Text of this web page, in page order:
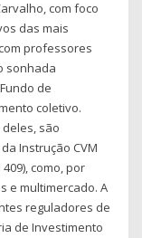
com foco
das mais
professores
sonhada
de
coletivo.
são
Instrução CVM
como, por
e multimercado. A
reguladores de
de Investimento